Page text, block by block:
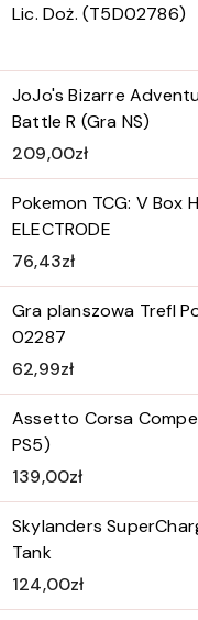
Lic. Doż. (T5D02786)
JoJo's Bizarre
Battle R (Gra NS)
209,00zł
Pokemon TCG: V Box
ELECTRODE
76,43zł
Gra planszowa Trefl
02287
62,99zł
Assetto Corsa
PS5)
139,00zł
Skylanders
Tank
124,00zł